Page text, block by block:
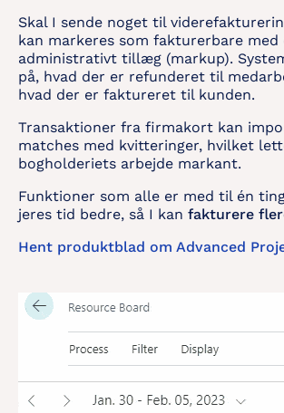
Skal I sende noget til
kan markeres som fakturerbare
administrativt tillæg (markup).
på, hvad der er refunderet til
hvad der er faktureret til kunden.
Transaktioner fra firmakort kan
matches med kvitteringer, hvilket
bogholderiets arbejde markant.
Funktioner som alle er med til én
jeres tid bedre, så I kan fakturere
Hent produktblad om Advanced